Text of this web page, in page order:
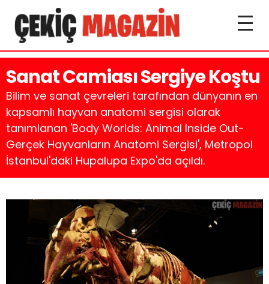
Sanat Camiası Sergiye Koştu
Bilim ve sanat çevreleri tarafından dünyanın en
kapsamlı hayvan anatomi sergisi olarak
tanımlanan 'Body Worlds: Animal Inside Out-
Gerçek Hayvanların Anatomi Sergisi', Metropol
İstanbul'daki Hupalupa Expo'da açıldı.